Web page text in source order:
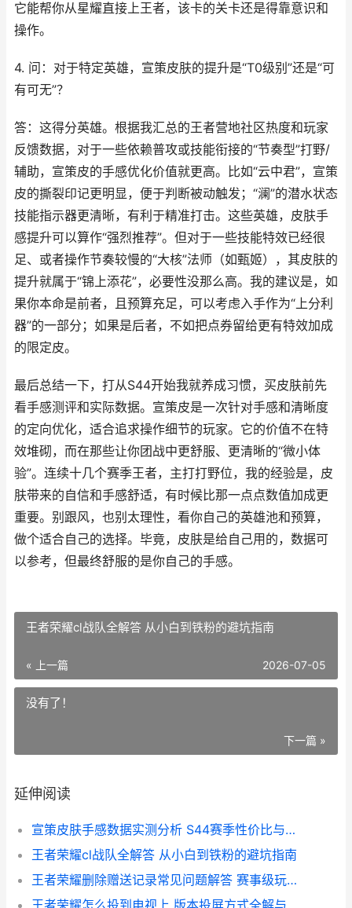
它能帮你从星耀直接上王者，该卡的关卡还是得靠意识和
操作。
4. 问：对于特定英雄，宣策皮肤的提升是“T0级别”还是“可
有可无”？
答：这得分英雄。根据我汇总的王者营地社区热度和玩家
反馈数据，对于一些依赖普攻或技能衔接的“节奏型”打野/
辅助，宣策皮的手感优化价值就更高。比如“云中君”，宣策
皮的撕裂印记更明显，便于判断被动触发；“澜”的潜水状态
技能指示器更清晰，有利于精准打击。这些英雄，皮肤手
感提升可以算作“强烈推荐”。但对于一些技能特效已经很
足、或者操作节奏较慢的“大核”法师（如甄姬），其皮肤的
提升就属于“锦上添花”，必要性没那么高。我的建议是，如
果你本命是前者，且预算充足，可以考虑入手作为“上分利
器”的一部分；如果是后者，不如把点券留给更有特效加成
的限定皮。
最后总结一下，打从S44开始我就养成习惯，买皮肤前先
看手感测评和实际数据。宣策皮是一次针对手感和清晰度
的定向优化，适合追求操作细节的玩家。它的价值不在特
效堆砌，而在那些让你团战中更舒服、更清晰的“微小体
验”。连续十几个赛季王者，主打打野位，我的经验是，皮
肤带来的自信和手感舒适，有时候比那一点点数值加成更
重要。别跟风，也别太理性，看你自己的英雄池和预算，
做个适合自己的选择。毕竟，皮肤是给自己用的，数据可
以参考，但最终舒服的是你自己的手感。
王者荣耀cl战队全解答 从小白到铁粉的避坑指南
« 上一篇 2026-07-05
没有了！
下一篇 »
延伸阅读
宣策皮肤手感数据实测分析 S44赛季性价比与实战体验全面对比
王者荣耀cl战队全解答 从小白到铁粉的避坑指南
王者荣耀删除赠送记录常见问题解答 赛事级玩家视角的深度解析